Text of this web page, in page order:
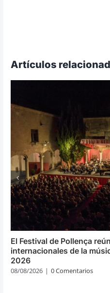
Artículos
El Festival de Pollença
internacionales de la
2026
08/08/2026 | 0 Comentarios